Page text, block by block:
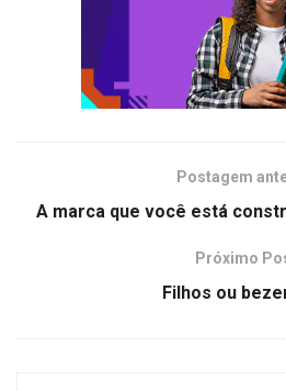
Postagem
A marca que você está
Próximo
Filhos ou